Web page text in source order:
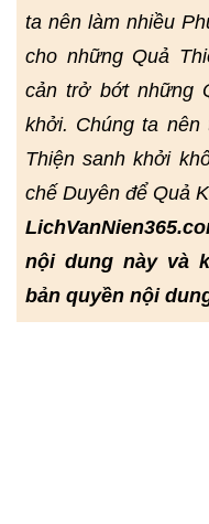
ta nên làm nhiều
cho những Quả
cản trở bớt những
khởi. Chúng ta
Thiện sanh khởi
chế Duyên để Quả
nội dung này và
bản quyền nội